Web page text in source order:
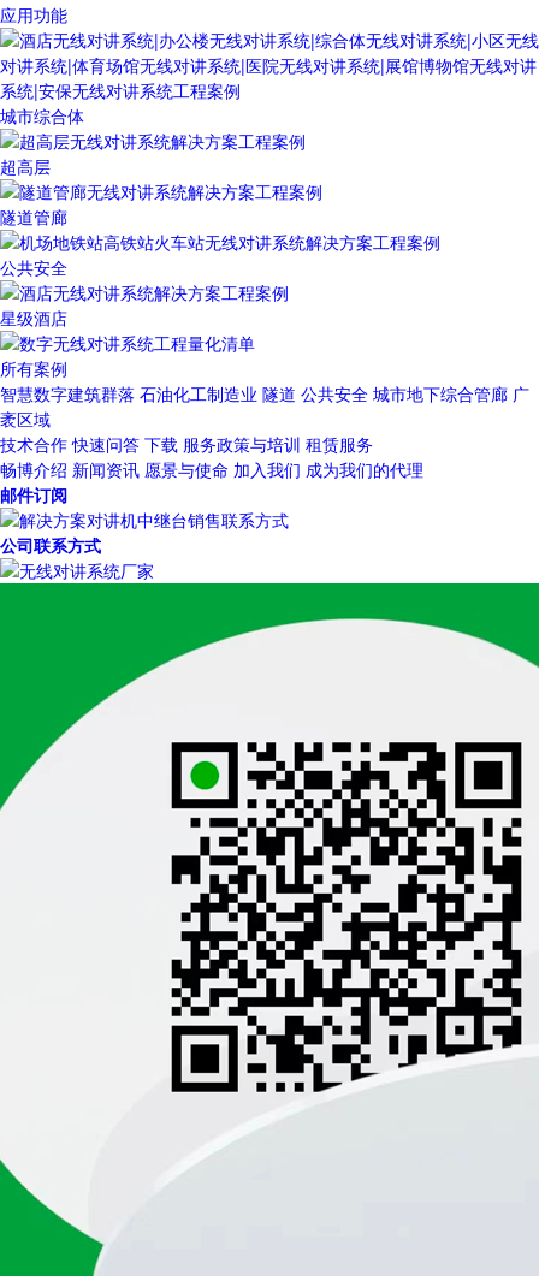
应用功能
城市综合体
超高层
隧道管廊
公共安全
星级酒店
所有案例
智慧数字建筑群落 石油化工制造业 隧道 公共安全 城市地下综合管廊 广
袤区域
技术合作 快速问答 下载 服务政策与培训 租赁服务
畅博介绍 新闻资讯 愿景与使命 加入我们 成为我们的代理
邮件订阅
公司联系方式